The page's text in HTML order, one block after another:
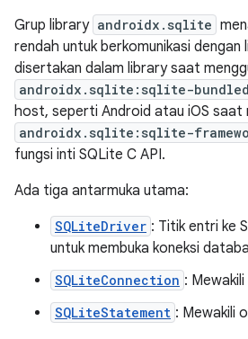
Grup library androidx.sqlite
rendah untuk berkomunikasi dengan
disertakan dalam library saat
androidx.sqlite:sqlite-bundled
host, seperti Android atau iOS saat
androidx.sqlite:sqlite-
fungsi inti SQLite C API.
Ada tiga antarmuka utama:
SQLiteDriver : Titik entri ke
untuk membuka koneksi
SQLiteConnection :
SQLiteStatement : Mewakili